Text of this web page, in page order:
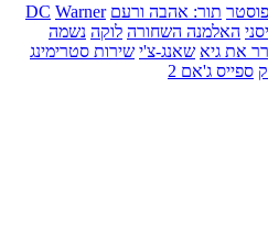
פוסטר תור: אהבה ורעם DC Warner
האלמנה השחורה לוקה נשמה
את גיא שאנג-צ'י שירות סטרימינג
ספייס ג'אם 2